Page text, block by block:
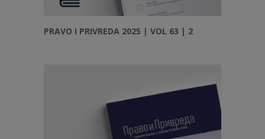
PRAVO I PRIVREDA 2025 | VOL 63 | 2